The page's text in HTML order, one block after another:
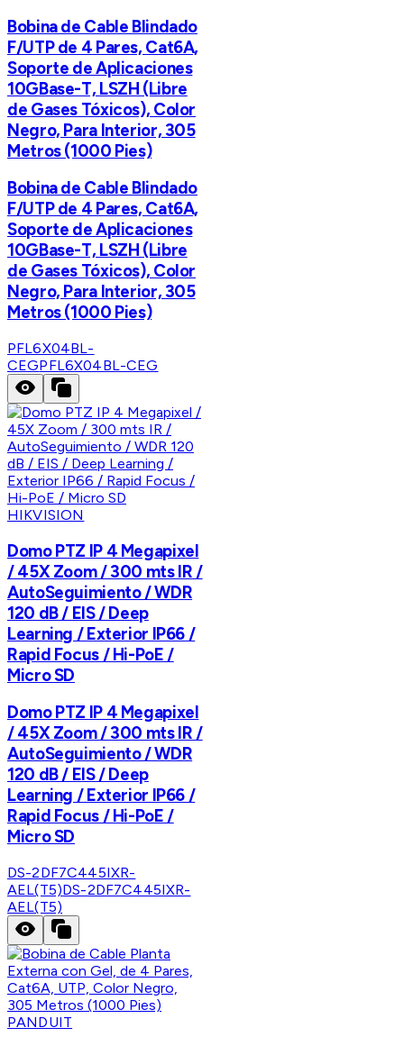
Bobina de Cable Blindado
F/UTP de 4 Pares, Cat6A,
Soporte de Aplicaciones
10GBase-T, LSZH (Libre
de Gases Tóxicos), Color
Negro, Para Interior, 305
Metros (1000 Pies)
Bobina de Cable Blindado
F/UTP de 4 Pares, Cat6A,
Soporte de Aplicaciones
10GBase-T, LSZH (Libre
de Gases Tóxicos), Color
Negro, Para Interior, 305
Metros (1000 Pies)
PFL6X04BL-
CEGPFL6X04BL-CEG
HIKVISION
Domo PTZ IP 4 Megapixel
/ 45X Zoom / 300 mts IR /
AutoSeguimiento / WDR
120 dB / EIS / Deep
Learning / Exterior IP66 /
Rapid Focus / Hi-PoE /
Micro SD
Domo PTZ IP 4 Megapixel
/ 45X Zoom / 300 mts IR /
AutoSeguimiento / WDR
120 dB / EIS / Deep
Learning / Exterior IP66 /
Rapid Focus / Hi-PoE /
Micro SD
DS-2DF7C445IXR-
AEL(T5)DS-2DF7C445IXR-
AEL(T5)
PANDUIT